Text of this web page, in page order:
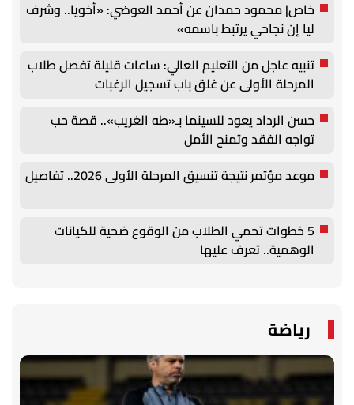
خاص| محمود حمدان عن أحمد العوضي: «أخويا.. وشرف
ليا إن نجاحي يرتبط باسمه»
تنبيه عاجل من التعليم العالي: ساعات قليلة تفصل طلاب
المرحلة الأولى عن غلق باب تسجيل الرغبات
حسن الرداد يعود للسينما بـ«طه الغريب».. قصة حب
تواجه الفقد وتمنح الأمل
موعد مؤتمر نتيجة تنسيق المرحلة الأولى 2026.. تفاصيل
5 خطوات تحمي الطلاب من الوقوع ضحية للكيانات
الوهمية.. تعرف عليها
رياضة